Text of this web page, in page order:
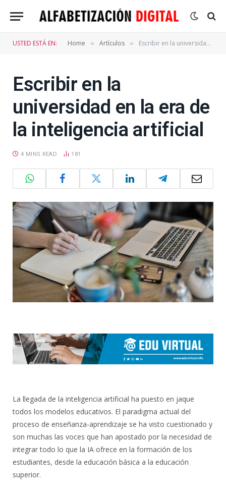
USTED ESTÁ EN: Home » Artículos » Escribir en la universidad en la era de la inteligencia artificial
Escribir en la
universidad en la era de
la inteligencia artificial
4 MINS READ 181
La llegada de la inteligencia artificial ha puesto en jaque
todos los modelos educativos. El paradigma actual del
proceso de enseñanza-aprendizaje se ha visto cuestionado y
son muchas las voces que han apostado por la necesidad de
integrar todo lo que la IA ofrece en la formación de los
estudiantes, desde la educación básica a la educación
superior.